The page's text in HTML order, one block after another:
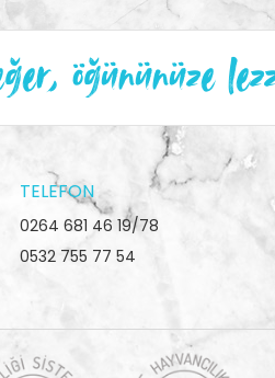
öğününüze
TELEFON
0264 681 46 19/78
0532 755 77 54